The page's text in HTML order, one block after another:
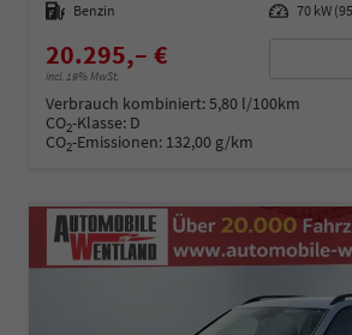
Kraftstoff Benzin Leistung 70 kW
20.295,– €
incl. 19% MwSt.
Verbrauch kombiniert:5,80 l/100km
CO2-Klasse: D
CO2-Emissionen: 132,00 g/km